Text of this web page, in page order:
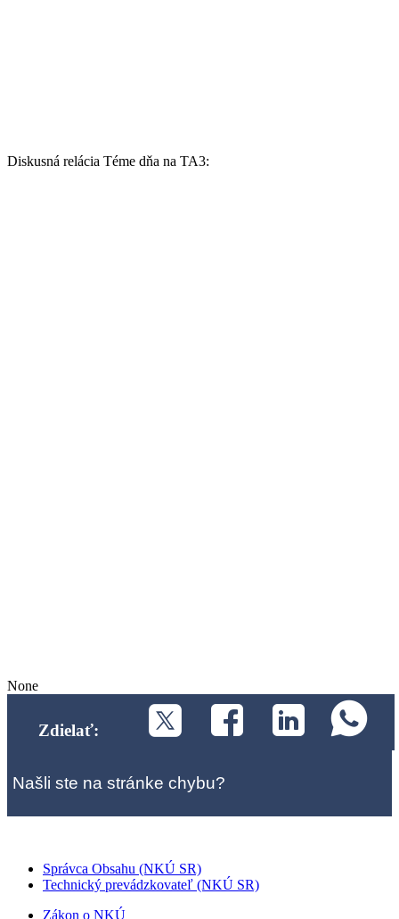
Diskusná relácia Téme dňa na TA3:
None
Zdielať:
Našli ste na stránke chybu?
Správca Obsahu (NKÚ SR)
Technický prevádzkovateľ (NKÚ SR)
Zákon o NKÚ